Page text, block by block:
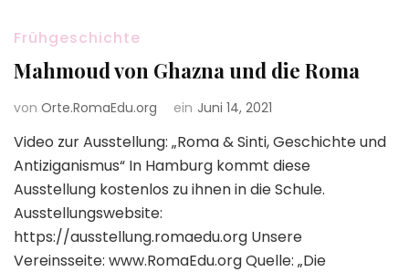
Frühgeschichte
Mahmoud von Ghazna und die Roma
von Orte.RomaEdu.org ein Juni 14, 2021
Video zur Ausstellung: „Roma & Sinti, Geschichte und
Antiziganismus“ In Hamburg kommt diese
Ausstellung kostenlos zu ihnen in die Schule.
Ausstellungswebsite:
https://ausstellung.romaedu.org Unsere
Vereinsseite: www.RomaEdu.org Quelle: „Die